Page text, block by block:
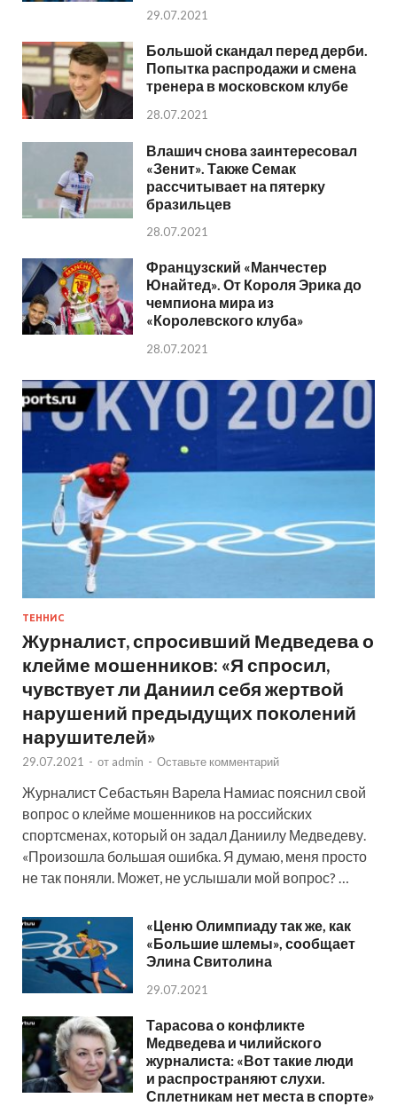
29.07.2021
Большой скандал перед дерби.
Попытка распродажи и смена
тренера в московском клубе
28.07.2021
Влашич снова заинтересовал
«Зенит». Также Семак
рассчитывает на пятерку
бразильцев
28.07.2021
Французский «Манчестер
Юнайтед». От Короля Эрика до
чемпиона мира из
«Королевского клуба»
28.07.2021
ТЕННИС
Журналист, спросивший Медведева о
клейме мошенников: «Я спросил,
чувствует ли Даниил себя жертвой
нарушений предыдущих поколений
нарушителей»
29.07.2021 - от admin - Оставьте комментарий
Журналист Себастьян Варела Намиас пояснил свой
вопрос о клейме мошенников на российских
спортсменах, который он задал Даниилу Медведеву.
«Произошла большая ошибка. Я думаю, меня просто
не так поняли. Может, не услышали мой вопрос? …
«Ценю Олимпиаду так же, как
«Большие шлемы», сообщает
Элина Свитолина
29.07.2021
Тарасова о конфликте
Медведева и чилийского
журналиста: «Вот такие люди
и распространяют слухи.
Сплетникам нет места в спорте»